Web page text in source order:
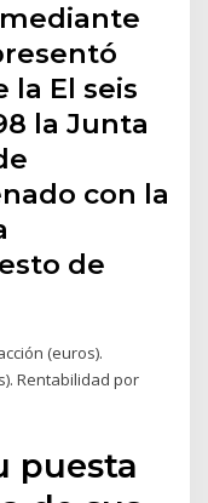
la El seis
la Junta
con la
de
(euros).
Rentabilidad por
puesta